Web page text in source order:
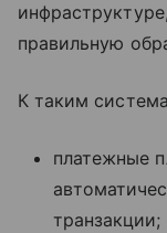
правильную
К таким
платежные
транзакции;